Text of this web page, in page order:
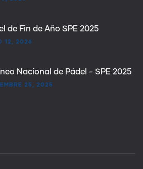
de Fin de Año SPE 2025
12, 2026
Nacional de Pádel - SPE 2025
25, 2025